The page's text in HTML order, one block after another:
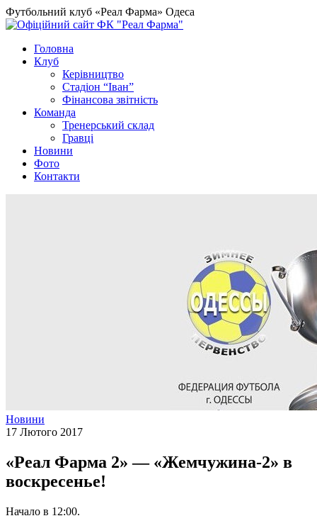
Футбольний клуб «Реал Фарма» Одеса
Головна
Клуб
Керівництво
Стадіон “Іван”
Фінансова звітність
Команда
Тренерський склад
Гравці
Новини
Фото
Контакти
Новини
17 Лютого 2017
«Реал Фарма 2» — «Жемчужина-2» в
воскресенье!
Начало в 12:00.